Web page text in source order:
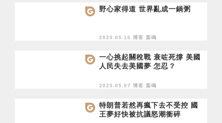
野心家得道 世界亂成一鍋粥
2025.05.16 博客 葉鳴
一心挑起關稅戰 衰咗死撐 美國
人民失去美國夢 怎忍？
2025.05.07 博客 葉鳴
特朗普若然再瘋下去不受控 國
王夢好快被抗議怒潮衝碎